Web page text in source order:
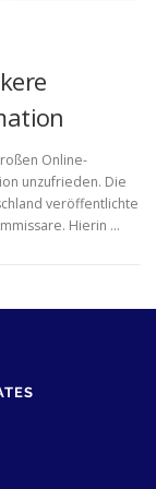
Online-
unzufrieden. Die
veröffentlichte
Hierin …